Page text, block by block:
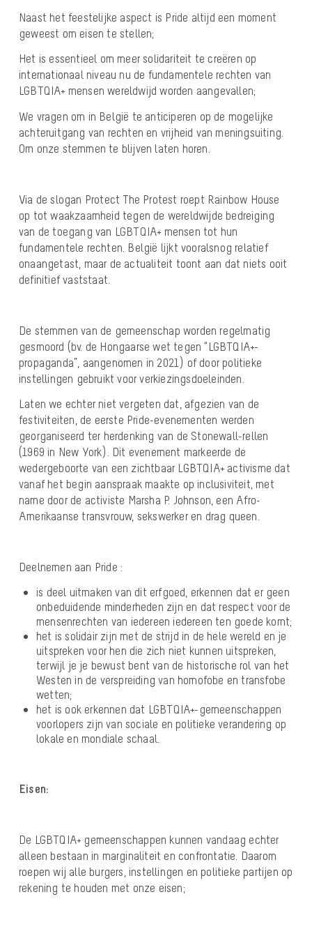
Naast het feestelijke aspect is Pride altijd een moment
geweest om eisen te stellen;
Het is essentieel om meer solidariteit te creëren op
internationaal niveau nu de fundamentele rechten van
LGBTQIA+ mensen wereldwijd worden aangevallen;
We vragen om in België te anticiperen op de mogelijke
achteruitgang van rechten en vrijheid van meningsuiting.
Om onze stemmen te blijven laten horen.
Via de slogan Protect The Protest roept Rainbow House
op tot waakzaamheid tegen de wereldwijde bedreiging
van de toegang van LGBTQIA+ mensen tot hun
fundamentele rechten. België lijkt vooralsnog relatief
onaangetast, maar de actualiteit toont aan dat niets ooit
definitief vaststaat.
De stemmen van de gemeenschap worden regelmatig
gesmoord (bv. de Hongaarse wet tegen “LGBTQIA+-
propaganda”, aangenomen in 2021) of door politieke
instellingen gebruikt voor verkiezingsdoeleinden.
Laten we echter niet vergeten dat, afgezien van de
festiviteiten, de eerste Pride-evenementen werden
georganiseerd ter herdenking van de Stonewall-rellen
(1969 in New York). Dit evenement markeerde de
wedergeboorte van een zichtbaar LGBTQIA+ activisme dat
vanaf het begin aanspraak maakte op inclusiviteit, met
name door de activiste Marsha P. Johnson, een Afro-
Amerikaanse transvrouw, sekswerker en drag queen.
Deelnemen aan Pride :
is deel uitmaken van dit erfgoed, erkennen dat er geen
onbeduidende minderheden zijn en dat respect voor de
mensenrechten van iedereen iedereen ten goede komt;
het is solidair zijn met de strijd in de hele wereld en je
uitspreken voor hen die zich niet kunnen uitspreken,
terwijl je je bewust bent van de historische rol van het
Westen in de verspreiding van homofobe en transfobe
wetten;
het is ook erkennen dat LGBTQIA+-gemeenschappen
voorlopers zijn van sociale en politieke verandering op
lokale en mondiale schaal.
Eisen:
De LGBTQIA+ gemeenschappen kunnen vandaag echter
alleen bestaan in marginaliteit en confrontatie. Daarom
roepen wij alle burgers, instellingen en politieke partijen op
rekening te houden met onze eisen;